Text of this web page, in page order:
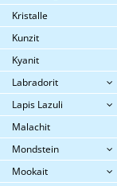
Kristalle
Kunzit
Kyanit
Labradorit
Lapis Lazuli
Malachit
Mondstein
Mookait